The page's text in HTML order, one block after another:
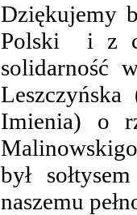
Dziękujemy
Polski i z
solidarność
Imienia) o
był
naszemu